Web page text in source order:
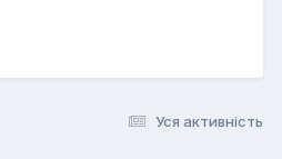
Уся активність